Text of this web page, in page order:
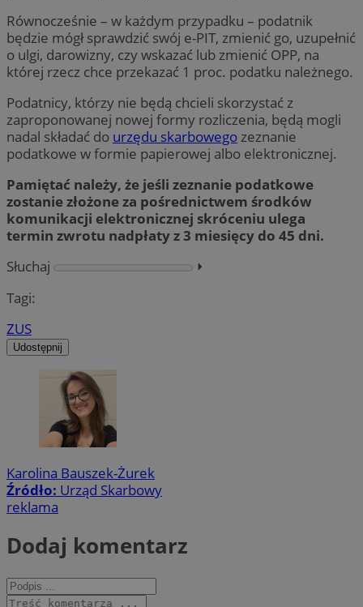
Równocześnie – w każdym przypadku – podatnik
będzie mógł sprawdzić swój e-PIT, zmienić go, uzupełnić
o ulgi, darowizny, czy wskazać lub zmienić OPP, na
której rzecz chce przekazać 1 proc. podatku należnego.
Podatnicy, którzy nie będą chcieli skorzystać z
zaproponowanej nowej formy rozliczenia, będą mogli
nadal składać do urzędu skarbowegozeznanie
podatkowe w formie papierowej albo elektronicznej.
Pamiętać należy, że jeśli zeznanie podatkowe
zostanie złożone za pośrednictwem środków
komunikacji elektronicznej skróceniu ulega
termin zwrotu nadpłaty z 3 miesięcy do 45 dni.
Słuchaj
⏵︎
Tagi:
ZUS
Udostępnij
Karolina Bauszek-Żurek
Źródło: Urząd Skarbowy
reklama
Dodaj komentarz